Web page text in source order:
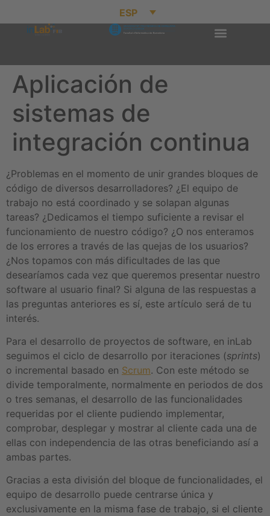
ESP
Aplicación de
sistemas de
integración continua
¿Problemas en el momento de unir grandes bloques de
código de diversos desarrolladores? ¿El equipo de
trabajo no está coordinado y se solapan algunas
tareas? ¿Dedicamos el tiempo suficiente a revisar el
funcionamiento de nuestro código? ¿O nos enteramos
de los errores a través de las quejas de los usuarios?
¿Nos topamos con más dificultades de las que
desearíamos cada vez que queremos presentar nuestro
software al usuario final? Si alguna de las respuestas a
las preguntas anteriores es sí, este artículo será de tu
interés.
Para el desarrollo de proyectos de software, en inLab
seguimos el ciclo de desarrollo por iteraciones (sprints)
o incremental basado en Scrum. Con este método se
divide temporalmente, normalmente en periodos de dos
o tres semanas, el desarrollo de las funcionalidades
requeridas por el cliente pudiendo implementar,
comprobar, desplegar y mostrar al cliente cada una de
ellas con independencia de las otras beneficiando así a
ambas partes.
Gracias a esta división del bloque de funcionalidades, el
equipo de desarrollo puede centrarse única y
exclusivamente en la misma fase de trabajo, si el cliente